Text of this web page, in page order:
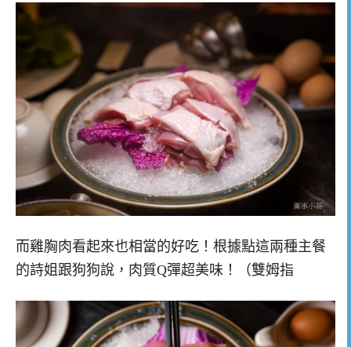
而雞胸肉看起來也相當的好吃！根據點這兩種主餐
的詩姐跟狗狗說，肉質Q彈超美味！（雙姆指